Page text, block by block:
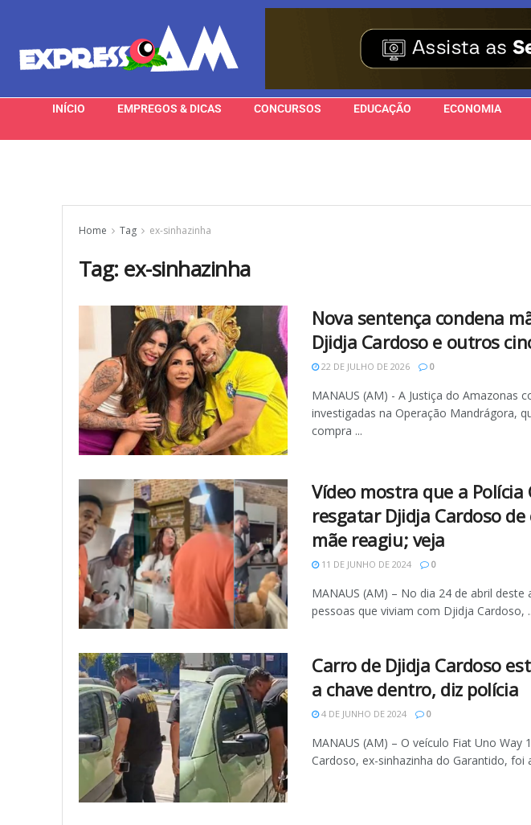
INÍCIO EMPREGOS & DICAS CONCURSOS EDUCAÇÃO ECONOMIA
Home Tag ex-sinhazinha
Tag: ex-sinhazinha
Nova sentença condena
Djidja Cardoso e outros
22 DE JULHO DE 2026 0
MANAUS (AM) - A Justiça do Amazonas
investigadas na Operação Mandrágora,
compra ...
Vídeo mostra que a
resgatar Djidja Cardoso
mãe reagiu; veja
11 DE JUNHO DE 2024 0
MANAUS (AM) – No dia 24 de abril
pessoas que viviam com Djidja Cardoso,
Carro de Djidja Cardoso
a chave dentro, diz polícia
4 DE JUNHO DE 2024 0
MANAUS (AM) – O veículo Fiat Uno Way
Cardoso, ex-sinhazinha do Garantido, foi